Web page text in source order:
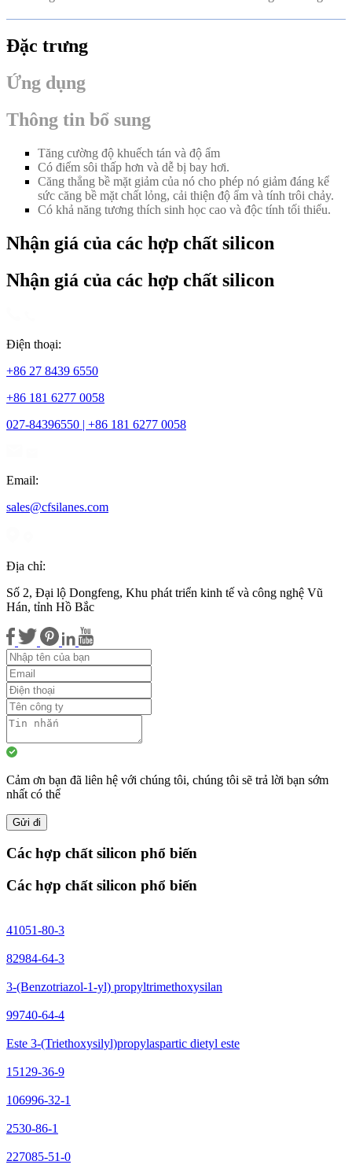
Đặc trưng
Ứng dụng
Thông tin bổ sung
Tăng cường độ khuếch tán và độ ẩm
Có điểm sôi thấp hơn và dễ bị bay hơi.
Căng thẳng bề mặt giảm của nó cho phép nó giảm đáng kể
sức căng bề mặt chất lỏng, cải thiện độ ẩm và tính trôi chảy.
Có khả năng tương thích sinh học cao và độc tính tối thiểu.
Nhận giá của các hợp chất silicon
Nhận giá của các hợp chất silicon
Điện thoại:
+86 27 8439 6550
+86 181 6277 0058
027-84396550 | +86 181 6277 0058
Email:
sales@cfsilanes.com
Địa chỉ:
Số 2, Đại lộ Dongfeng, Khu phát triển kinh tế và công nghệ Vũ
Hán, tỉnh Hồ Bắc
Cảm ơn bạn đã liên hệ với chúng tôi, chúng tôi sẽ trả lời bạn sớm
nhất có thể
Gửi đi
Các hợp chất silicon phổ biến
Các hợp chất silicon phổ biến
41051-80-3
82984-64-3
3-(Benzotriazol-1-yl) propyltrimethoxysilan
99740-64-4
Este 3-(Triethoxysilyl)propylaspartic dietyl este
15129-36-9
106996-32-1
2530-86-1
227085-51-0